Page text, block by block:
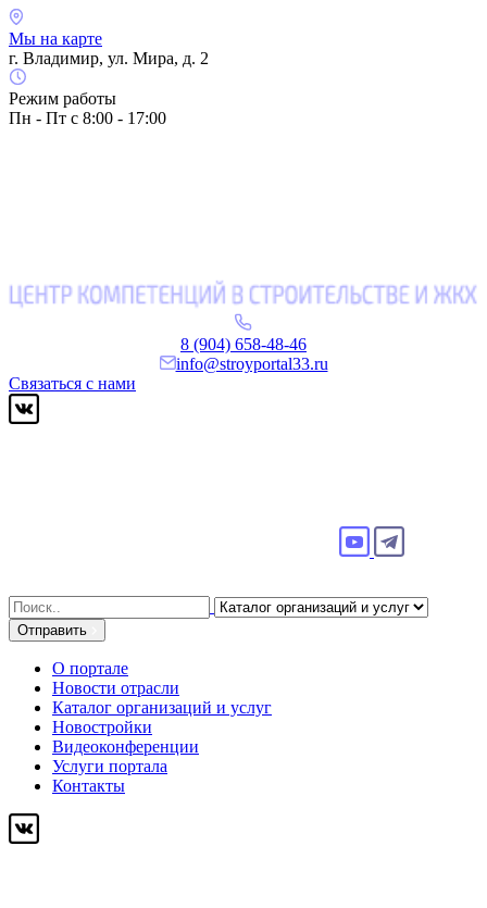
Мы на карте
г. Владимир, ул. Мира, д. 2
Режим работы
Пн - Пт с 8:00 - 17:00
8 (904) 658-48-46
info@stroyportal33.ru
Связаться с нами
Search
for:
Отправить
О портале
Новости отрасли
Каталог организаций и услуг
Новостройки
Видеоконференции
Услуги портала
Контакты